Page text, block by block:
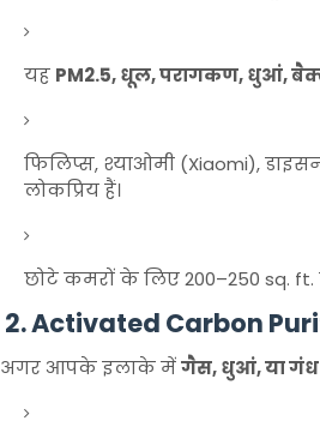
यह PM2.5, धूल, परागकण, धुआं,
फिलिप्स, श्याओमी (Xiaomi),
लोकप्रिय हैं।
छोटे कमरों के लिए 200–250 sq. ft.
2.Activated Carbon
अगर आपके इलाके मेंगैस, धुआं, या गंध